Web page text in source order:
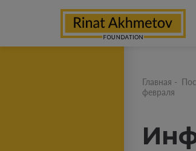
Главная -
февраля